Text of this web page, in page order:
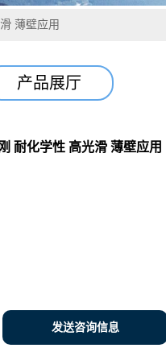
薄壁应用
产品展厅
耐化学性 高光滑 薄壁应用
发送咨询信息